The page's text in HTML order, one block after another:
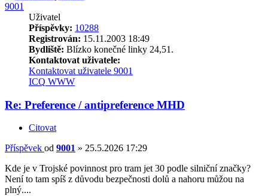
9001
Uživatel
Příspěvky: 10288
Registrován: 15.11.2003 18:49
Bydliště: Blízko konečné linky 24,51.
Kontaktovat uživatele:
Kontaktovat uživatele 9001
ICQ WWW
Re: Preference / antipreference MHD
Citovat
Příspěvek od 9001 » 25.5.2026 17:29
Kde je v Trojské povinnost pro tram jet 30 podle silniční značky?
Není to tam spíš z důvodu bezpečnosti dolů a nahoru můžou na
plný....